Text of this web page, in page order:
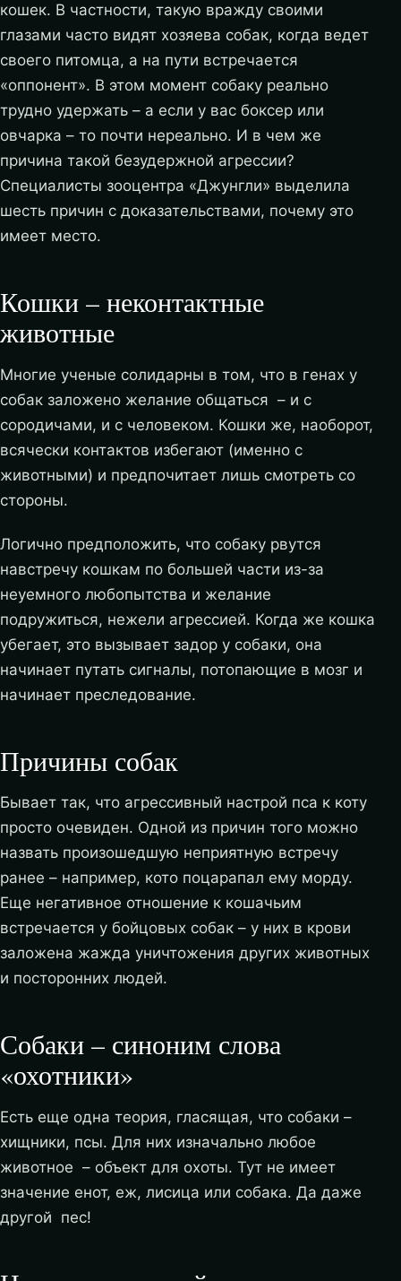
кошек. В частности, такую вражду своими
глазами часто видят хозяева собак, когда ведет
своего питомца, а на пути встречается
«оппонент». В этом момент собаку реально
трудно удержать – а если у вас боксер или
овчарка – то почти нереально. И в чем же
причина такой безудержной агрессии?
Специалисты зооцентра «Джунгли» выделила
шесть причин с доказательствами, почему это
имеет место.
Кошки – неконтактные
животные
Многие ученые солидарны в том, что в генах у
собак заложено желание общаться – и с
сородичами, и с человеком. Кошки же, наоборот,
всячески контактов избегают (именно с
животными) и предпочитает лишь смотреть со
стороны.
Логично предположить, что собаку рвутся
навстречу кошкам по большей части из-за
неуемного любопытства и желание
подружиться, нежели агрессией. Когда же кошка
убегает, это вызывает задор у собаки, она
начинает путать сигналы, потопающие в мозг и
начинает преследование.
Причины собак
Бывает так, что агрессивный настрой пса к коту
просто очевиден. Одной из причин того можно
назвать произошедшую неприятную встречу
ранее – например, кото поцарапал ему морду.
Еще негативное отношение к кошачьим
встречается у бойцовых собак – у них в крови
заложена жажда уничтожения других животных
и посторонних людей.
Собаки – синоним слова
«охотники»
Есть еще одна теория, гласящая, что собаки –
хищники, псы. Для них изначально любое
животное – объект для охоты. Тут не имеет
значение енот, еж, лисица или собака. Да даже
другой пес!